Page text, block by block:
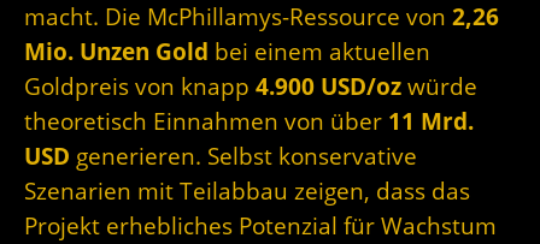
macht. Die McPhillamys-Ressource von 2,26
Mio. Unzen Gold bei einem aktuellen
Goldpreis von knapp 4.900 USD/oz würde
theoretisch Einnahmen von über 11 Mrd.
USD generieren. Selbst konservative
Szenarien mit Teilabbau zeigen, dass das
Projekt erhebliches Potenzial für Wachstum